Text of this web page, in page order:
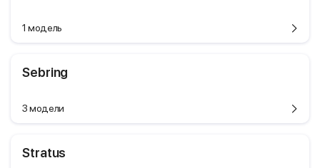
1 модель
Sebring
3 модели
Stratus